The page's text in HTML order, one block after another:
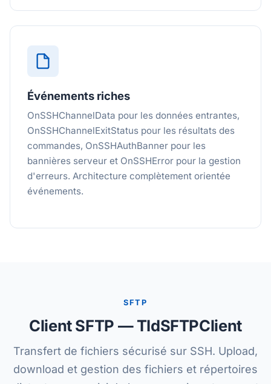
Événements riches
OnSSHChannelData pour les données entrantes,
OnSSHChannelExitStatus pour les résultats des
commandes, OnSSHAuthBanner pour les
bannières serveur et OnSSHError pour la gestion
d'erreurs. Architecture complètement orientée
événements.
SFTP
Client SFTP — TIdSFTPClient
Transfert de fichiers sécurisé sur SSH. Upload,
download et gestion des fichiers et répertoires